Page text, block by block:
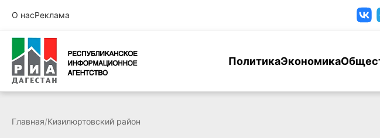
О насРеклама
ПолитикаЭкономика
Главная/Кизилюртовский район